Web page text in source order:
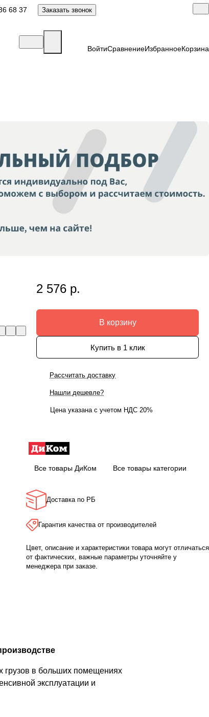
68 37 Заказать звонок
ВойтиСравнениеИзбранноеКорзина
2 576 р.
В корзину
Купить в 1 клик
Рассчитать доставку
Нашли дешевле?
Цена указана с учетом НДС 20%
Все товары ДиКом Все товары категории
Доставка по РБ
Гарантия качества от производителей
Цвет, описание и характеристики товара могут отличаться
от фактических, важные параметры уточняйте у
менеджера при заказе.
грузов в больших помещениях
эксплуатации и